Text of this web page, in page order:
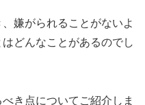
嫌がられることがないよ
どんなことがあるのでし
き点についてご紹介しま